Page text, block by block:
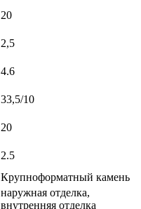
20
2,5
4.6
33,5/10
20
2.5
Крупноформатный камень
наружная отделка,
внутренняя отделка